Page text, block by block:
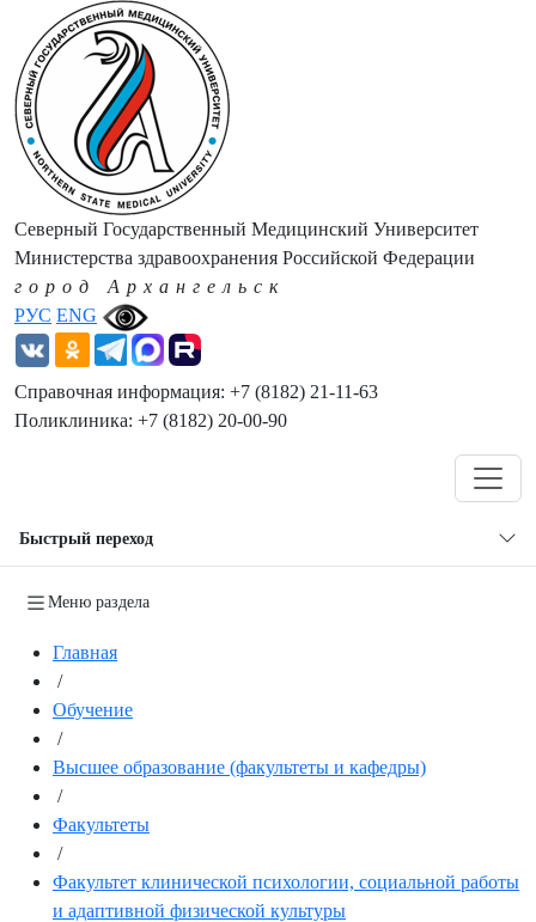
РУС ENG
Северный Государственный Медицинский Университет
Министерства здравоохранения Российской Федерации
город Архангельск
Справочная информация: +7 (8182) 21-11-63
Поликлиника: +7 (8182) 20-00-90
Быстрый переход
Меню раздела
Главная
/
Обучение
/
Высшее образование (факультеты и кафедры)
/
Факультеты
/
Факультет клинической психологии, социальной работы
и адаптивной физической культуры